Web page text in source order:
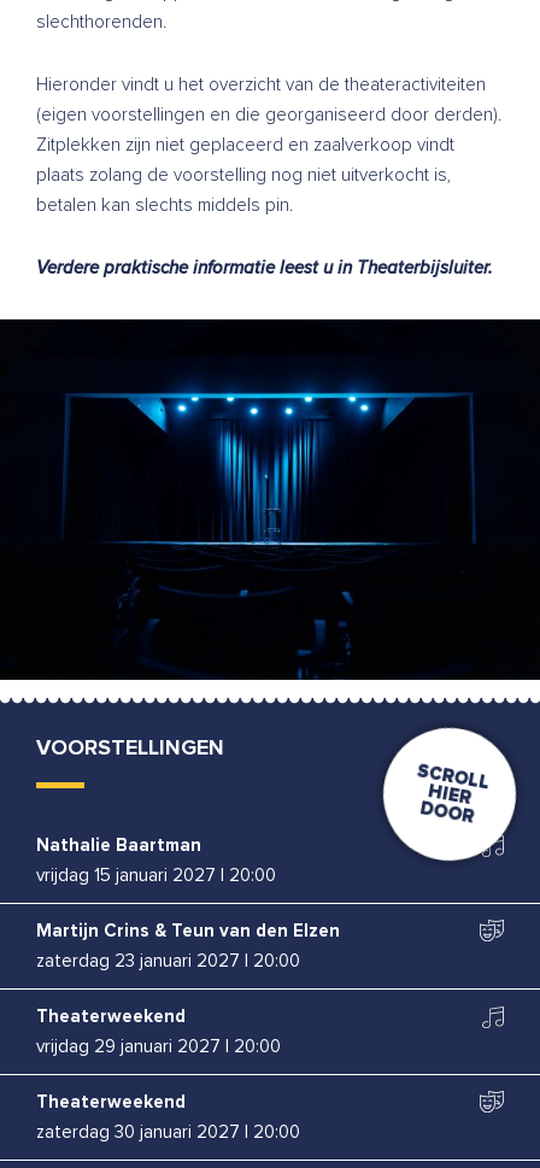
slechthorenden.
Hieronder vindt u het overzicht van de theateractiviteiten
(eigen voorstellingen en die georganiseerd door derden).
Zitplekken zijn niet geplaceerd en zaalverkoop vindt
plaats zolang de voorstelling nog niet uitverkocht is,
betalen kan slechts middels pin.
Verdere praktische informatie leest u in Theaterbijsluiter.
VOORSTELLINGEN
Nathalie Baartman
vrijdag 15 januari 2027
20:00
Martijn Crins & Teun van den Elzen
zaterdag 23 januari 2027
20:00
Theaterweekend
vrijdag 29 januari 2027
20:00
Theaterweekend
zaterdag 30 januari 2027
20:00